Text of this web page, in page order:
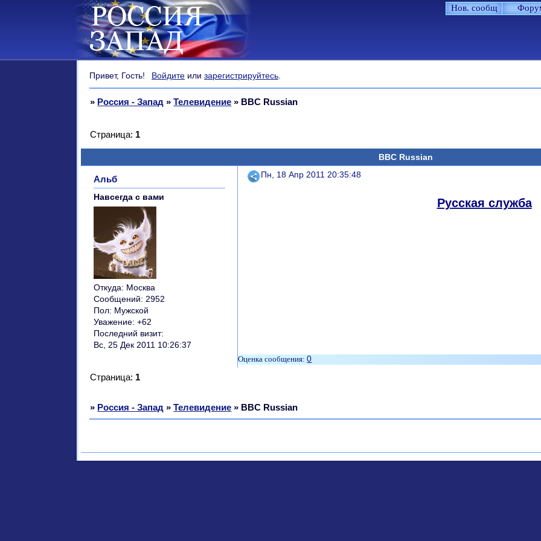
Нов. сообщ
Привет, Гость! Войдите илизарегистрируйтесь.
» Россия - Запад »Телевидение » BBC Russian
BBC Russian
Страница: 1
Поделиться
Пн, 18 Апр 2011 20:35:48
Альб
Навсегда с вами
Откуда: Москва
Сообщений: 2952
Пол: Мужской
Уважение: +62
Последний визит:
Вс, 25 Дек 2011 10:26:37
Русская служба
0
Страница: 1
» Россия - Запад »Телевидение » BBC Russian